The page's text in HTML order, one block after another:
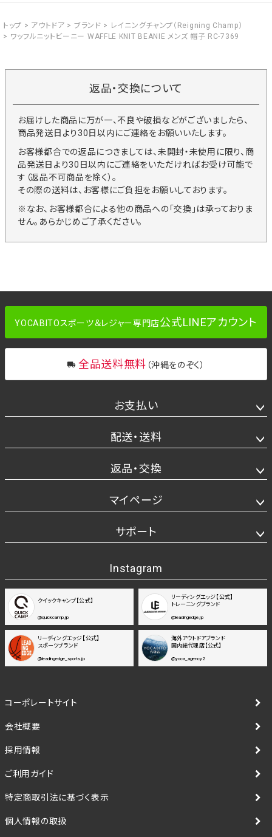
トップ アウトドア ブランド
レイニングチャンプ（Reigning Champ）
ワッフルニットビーニー WAFFLE KNIT BEANIE メンズ 帽子 RC-7369
返品・交換について
お届けした商品に万が一、不良や破損などがございましたら、
商品発送日より30日以内にご連絡をお願いいたします。
お客様都合での返品につきましては、未開封・未使用に限り、商
品発送日より30日以内にご連絡をいただければお受け可能で
す（返品不可商品を除く）。
その際の送料は、お客様にご負担をお願いしております。
※なお、お客様都合による他の商品への「交換」は承っておりま
せん。あらかじめご了承ください。
YOCABITOスポーツ＆レジャー専門店公式LINEアカウント
全品送料無料 （沖縄をのぞく）
お支払い
配送・送料
返品・交換
マイページ
サポート
Instagram
クイックキャンプ【公式】
@quickcamp.jp
リーディングエッジ【公式】
トレーニングブランド
@leadingedge.jp
リーディングエッジ【公式】
スポーツブランド
@leadingedge_sports.jp
海外アウトドアブランド
国内総代理店【公式】
@yoca_agency2
コーポレートサイト
会社概要
採用情報
ご利用ガイド
特定商取引法に基づく表示
個人情報の取扱